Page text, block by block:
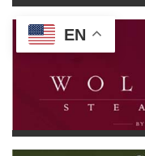
EN